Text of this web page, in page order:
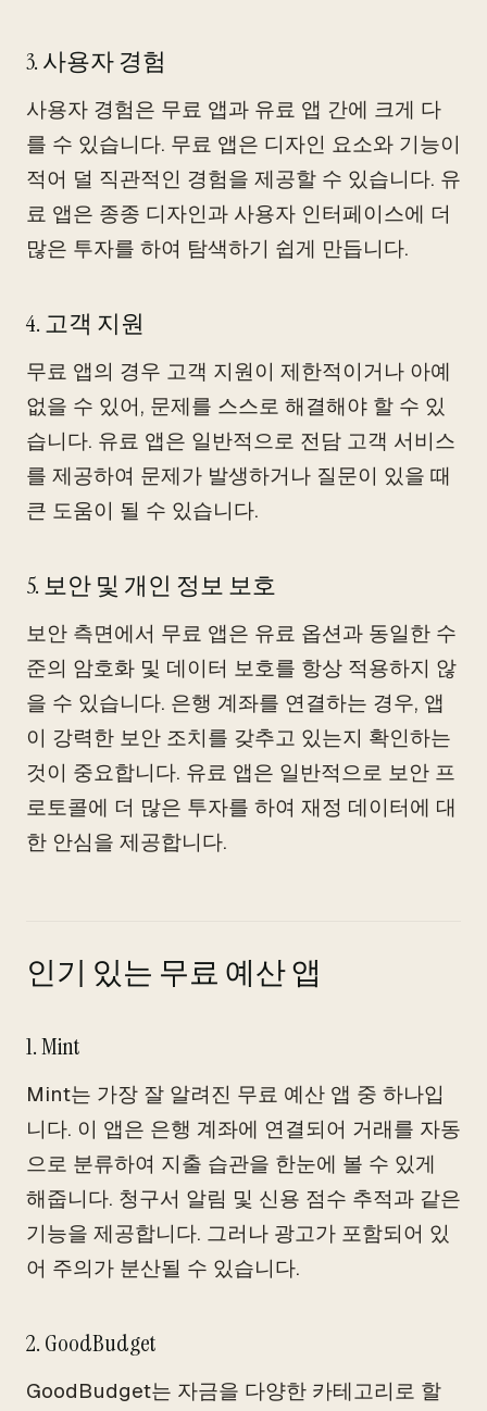
3. 사용자 경험
사용자 경험은 무료 앱과 유료 앱 간에 크게 다
를 수 있습니다. 무료 앱은 디자인 요소와 기능이
적어 덜 직관적인 경험을 제공할 수 있습니다. 유
료 앱은 종종 디자인과 사용자 인터페이스에 더
많은 투자를 하여 탐색하기 쉽게 만듭니다.
4. 고객 지원
무료 앱의 경우 고객 지원이 제한적이거나 아예
없을 수 있어, 문제를 스스로 해결해야 할 수 있
습니다. 유료 앱은 일반적으로 전담 고객 서비스
를 제공하여 문제가 발생하거나 질문이 있을 때
큰 도움이 될 수 있습니다.
5. 보안 및 개인 정보 보호
보안 측면에서 무료 앱은 유료 옵션과 동일한 수
준의 암호화 및 데이터 보호를 항상 적용하지 않
을 수 있습니다. 은행 계좌를 연결하는 경우, 앱
이 강력한 보안 조치를 갖추고 있는지 확인하는
것이 중요합니다. 유료 앱은 일반적으로 보안 프
로토콜에 더 많은 투자를 하여 재정 데이터에 대
한 안심을 제공합니다.
인기 있는 무료 예산 앱
1. Mint
Mint는 가장 잘 알려진 무료 예산 앱 중 하나입
니다. 이 앱은 은행 계좌에 연결되어 거래를 자동
으로 분류하여 지출 습관을 한눈에 볼 수 있게
해줍니다. 청구서 알림 및 신용 점수 추적과 같은
기능을 제공합니다. 그러나 광고가 포함되어 있
어 주의가 분산될 수 있습니다.
2. GoodBudget
GoodBudget는 자금을 다양한 카테고리로 할